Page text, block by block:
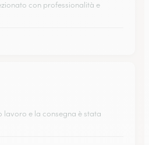
con professionalità e
lavoro e la consegna è stata